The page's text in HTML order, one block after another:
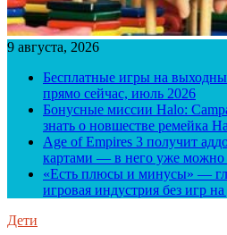
9 августа, 2026
Бесплатные игры на
прямо сейчас, июль 2026
Бонусные миссии Halo:
знать о новшестве ремейка
Age of Empires 3 получит
картами — в него уже можно
«Есть плюсы и минусы» —
игровая индустрия без игр
Дети